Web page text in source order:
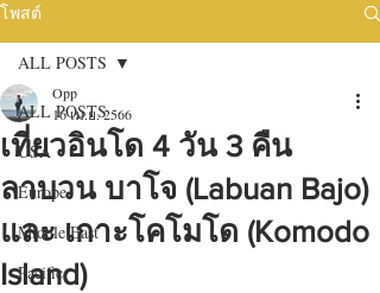
โพสต์
ALL POSTS
USA
Europe
Middle East
Pacific
ALL POSTS
เที่ยวอินโด 4 วัน 3 คืน
ลาบวน บาโจ (Labuan Bajo)
และ เกาะโคโมโด (Komodo
Island)
Opp
16 เม.ย. 2566